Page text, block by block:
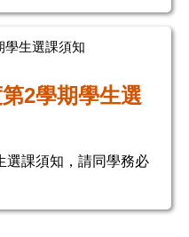
學生選課須知
第2學期學生選
選課須知，請同學務必